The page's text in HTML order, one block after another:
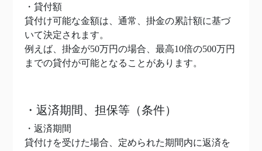
・貸付額
貸付け可能な金額は、通常、掛金の累計額に基づ
いて決定されます。
例えば、掛金が50万円の場合、最高10倍の500万円
までの貸付が可能となることがあります。
・返済期間、担保等（条件）
・返済期間
貸付けを受けた場合、定められた期間内に返済を